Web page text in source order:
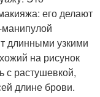
его делают
длинными узкими
на рисунок
с растушевкой,
длине брови.